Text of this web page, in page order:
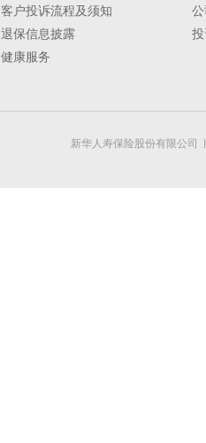
客户投诉流程及须知
退保信息披露
健康服务
新华人寿保险股份有限公